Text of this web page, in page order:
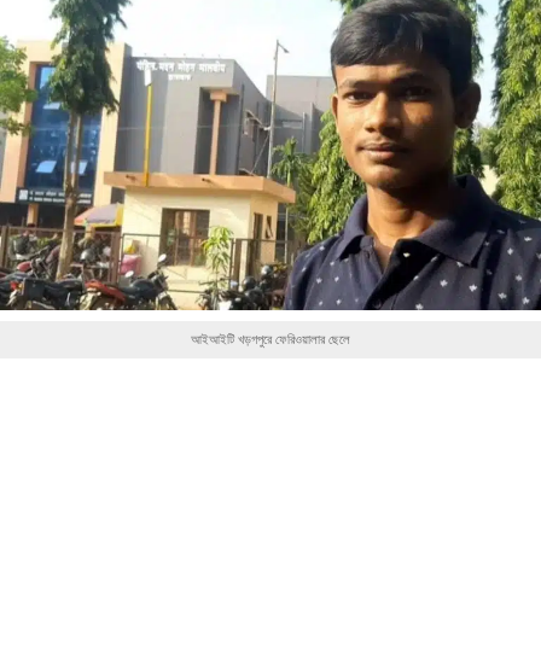
আইআইটি খড়গপুরে ফেরিওয়ালার ছেলে